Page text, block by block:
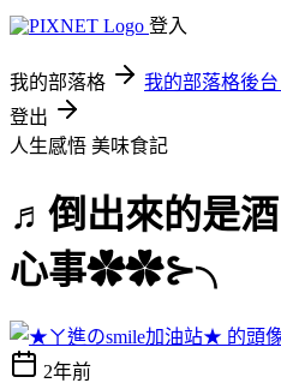
登入
我的部落格 我的部落格後台
登出
人生感悟 美味食記
♬倒出來的是
心事✿✿⊱╮
2年前